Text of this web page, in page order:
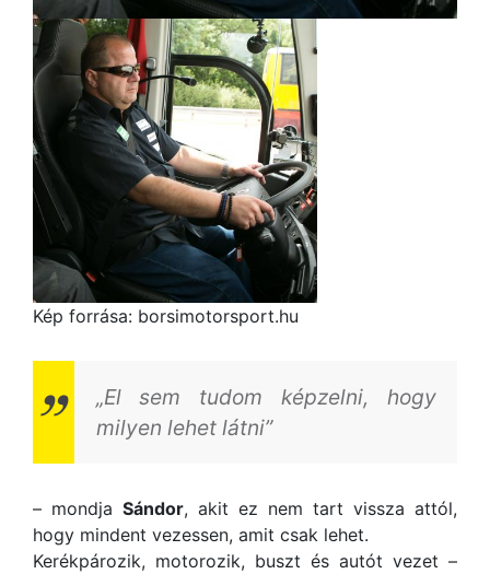
Kép forrása: borsimotorsport.hu
„El sem tudom képzelni, hogy
milyen lehet látni”
– mondja Sándor, akit ez nem tart vissza attól,
hogy mindent vezessen, amit csak lehet.
Kerékpározik, motorozik, buszt és autót vezet –